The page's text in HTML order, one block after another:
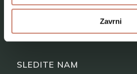
Zavrni
Kje smo
SLEDITE NAM